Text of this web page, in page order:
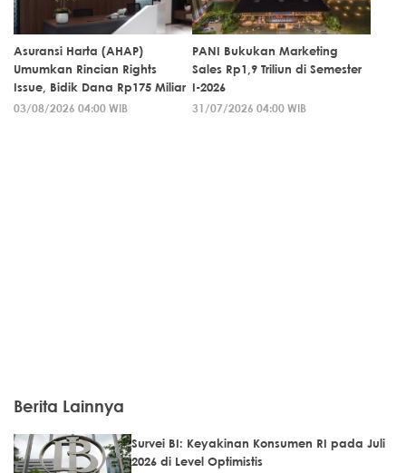
Asuransi Harta (AHAP)
Umumkan Rincian Rights
Issue, Bidik Dana Rp175 Miliar
03/08/2026 04:00 WIB
PANI Bukukan Marketing
Sales Rp1,9 Triliun di Semester
I-2026
31/07/2026 04:00 WIB
Berita Lainnya
Survei BI: Keyakinan Konsumen RI pada Juli
2026 di Level Optimistis